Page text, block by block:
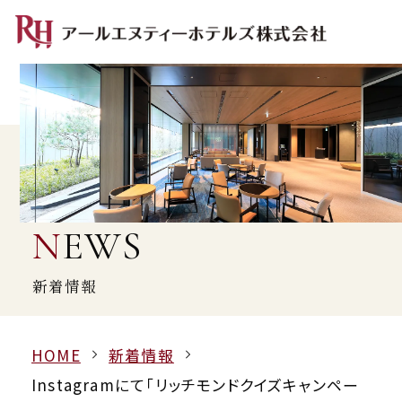
NEWS
新着情報
HOME
新着情報
Instagramにて「リッチモンドクイズキャンペー